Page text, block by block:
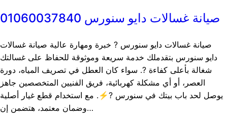
صيانة غسالات دايو سنورس 01060037840
صيانة غسالات دايو سنورس ? خبرة ومهارة عالية صيانة غسالات
دايو سنورس بتقدملك خدمة سريعة وموثوقة للحفاظ على غسالتك
شغالة بأعلى كفاءة ?. سواء كان العطل في تصريف المياه، دورة
العصر، أو أي مشكلة كهربائية، فريق الفنيين المتخصصين جاهز
يوصل لحد باب بيتك في سنورس ?⚡. مع استخدام قطع غيار أصلية
وضمان معتمد، هتضمن إن…